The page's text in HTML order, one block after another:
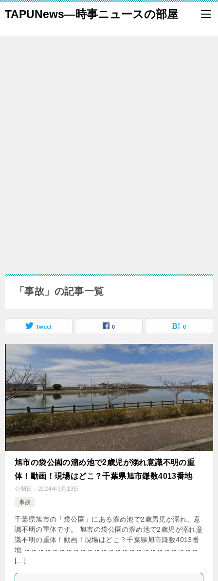
TAPUNews―時事ニュースの部屋
「事故」の記事一覧
Tweet 0 0
旭市の袋公園の溜め池で2歳児が溺れ意識不明の重
体！動画！現場はどこ？千葉県旭市鎌数4013番地
公開日： 2024年3月19日
事故
千葉県旭市の「袋公園」にある溜め池で2歳男児が溺れ、意
識不明の重体です。 旭市の袋公園の溜め池で2歳児が溺れ意
識不明の重体！動画！現場はどこ？千葉県旭市鎌数4013番
地 ～～～～～～～～～～～～～～～～～～～～～～～～～
[…]